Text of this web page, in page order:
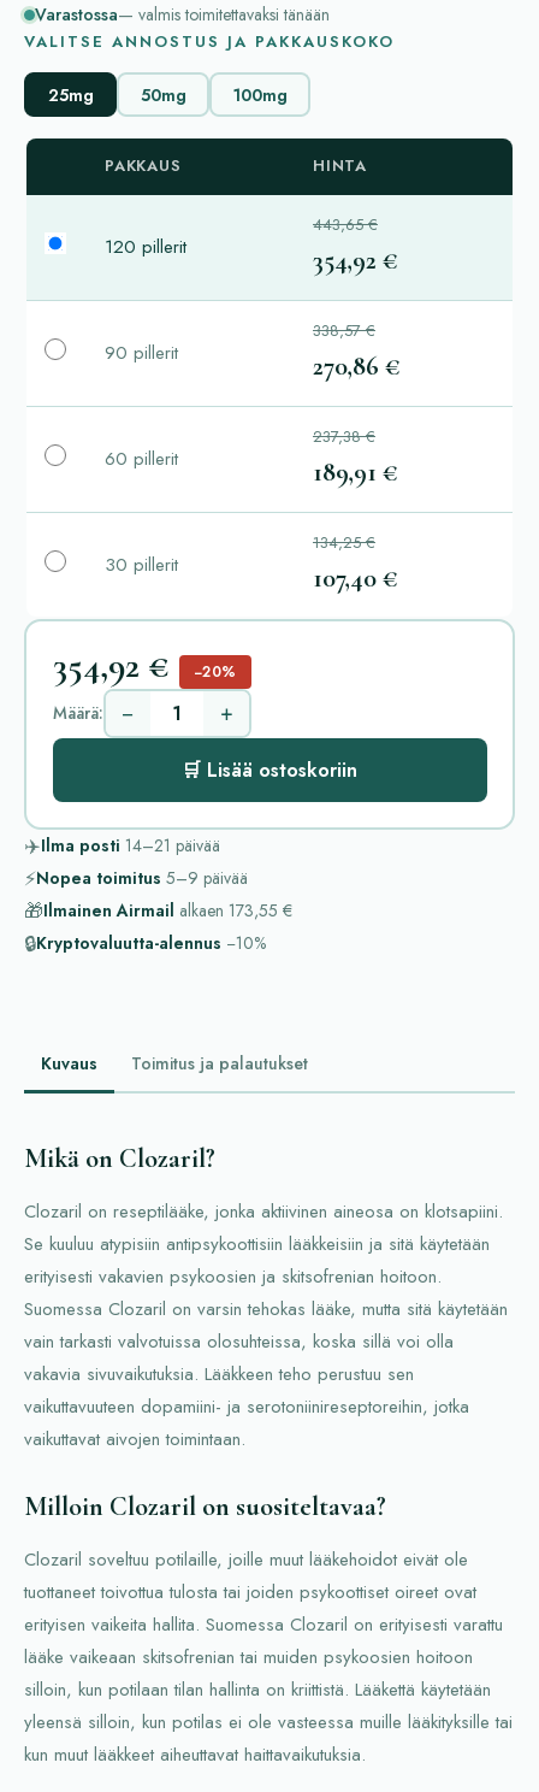
Varastossa— valmis toimitettavaksi tänään
VALITSE ANNOSTUS JA PAKKAUSKOKO
25mg 50mg 100mg
PAKKAUS HINTA
120 pillerit
443,65 €
354,92 €
90 pillerit
338,57 €
270,86 €
60 pillerit
237,38 €
189,91 €
30 pillerit
134,25 €
107,40 €
354,92 € −20%
Määrä: − +
🛒 Lisää ostoskoriin
✈️Ilma posti 14–21 päivää
⚡Nopea toimitus 5–9 päivää
🎁Ilmainen Airmail alkaen 173,55 €
🔒Kryptovaluutta-alennus −10%
Kuvaus Toimitus ja palautukset
Mikä on Clozaril?
Clozaril on reseptilääke, jonka aktiivinen aineosa on klotsapiini.
Se kuuluu atypisiin antipsykoottisiin lääkkeisiin ja sitä käytetään
erityisesti vakavien psykoosien ja skitsofrenian hoitoon.
Suomessa Clozaril on varsin tehokas lääke, mutta sitä käytetään
vain tarkasti valvotuissa olosuhteissa, koska sillä voi olla
vakavia sivuvaikutuksia. Lääkkeen teho perustuu sen
vaikuttavuuteen dopamiini- ja serotoniinireseptoreihin, jotka
vaikuttavat aivojen toimintaan.
Milloin Clozaril on suositeltavaa?
Clozaril soveltuu potilaille, joille muut lääkehoidot eivät ole
tuottaneet toivottua tulosta tai joiden psykoottiset oireet ovat
erityisen vaikeita hallita. Suomessa Clozaril on erityisesti varattu
lääke vaikeaan skitsofrenian tai muiden psykoosien hoitoon
silloin, kun potilaan tilan hallinta on kriittistä. Lääkettä käytetään
yleensä silloin, kun potilas ei ole vasteessa muille lääkityksille tai
kun muut lääkkeet aiheuttavat haittavaikutuksia.